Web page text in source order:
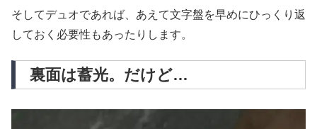
そしてデュオであれば、あえて文字盤を早めにひっくり返
しておく必要性もあったりします。
裏面は蓄光。だけど…